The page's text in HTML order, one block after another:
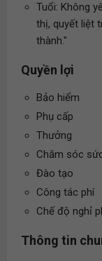
Tuổi: Không
thị, quyết liệt
thành."
Quyền lợi
Bảo hiểm
Phụ cấp
Thưởng
Chăm sóc
Đào tạo
Công tác phí
Chế độ nghỉ
Thông tin